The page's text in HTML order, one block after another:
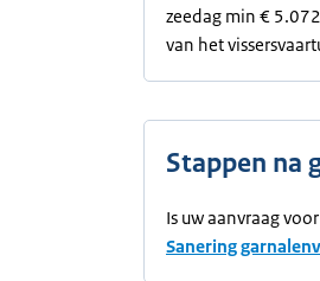
zeedag min €
van het
Stappen na
Is uw aanvraag
Sanering